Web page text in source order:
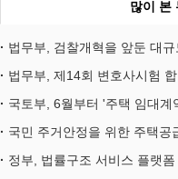
많이 본
법무부, 검찰개혁을 앞둔 대
법무부, 제14회 변호사시험
국토부, 6월부터 '주택 임대
국민 주거안정을 위한 주택
정부, 법률구조 서비스 플랫